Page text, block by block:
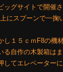
グサイトで開催
スプーンで一掬
１５ｃｍF8の機
自作の木製箱は
てエレベーター